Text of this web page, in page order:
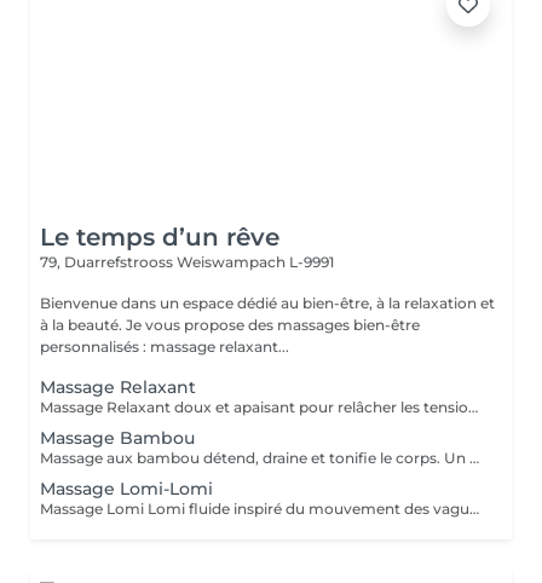
Le temps d’un rêve
79, Duarrefstrooss Weiswampach L-9991
Bienvenue dans un espace dédié au bien-être, à la relaxation et
à la beauté. Je vous propose des massages bien-être
personnalisés : massage relaxant...
Massage Relaxant
Massage Relaxant doux et apaisant pour relâcher les tensions du quotidien. Il procure une profonde détente du corps et de l'esprit.
Massage Bambou
Massage aux bambou détend, draine et tonifie le corps. Un soin naturel qui libère les tensions et apporte légèreté.
Massage Lomi-Lomi
Massage Lomi Lomi fluide inspiré du mouvement des vagues. Il détend profondément le corps et apaise l'esprit.